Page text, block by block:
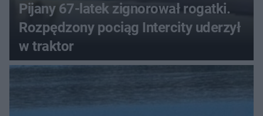
Pijany 67-latek zignorował rogatki.
Rozpędzony pociąg Intercity uderzył
w traktor